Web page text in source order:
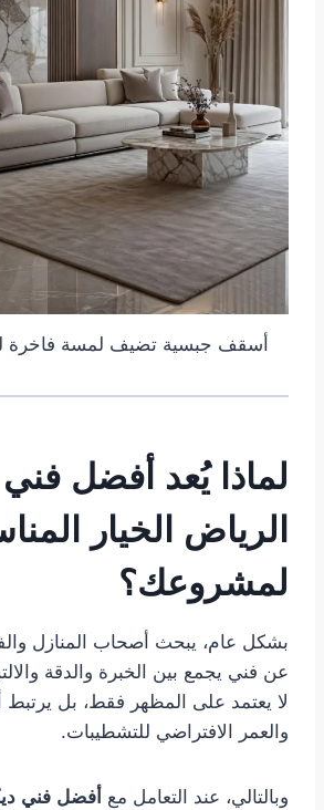
أسقف جبسية تضيف لمسة فاخرة
لماذا يُعد أفضل
الرياض الخيار
لمشروعك؟
بشكل عام، يبحث أصحاب المنازل
عن فني يجمع بين الخبرة والدقة
لا يعتمد على المظهر فقط، بل يرتبط
والعمر الافتراضي للتشطيبات.
وبالتالي، عند التعامل مع أفضل فني